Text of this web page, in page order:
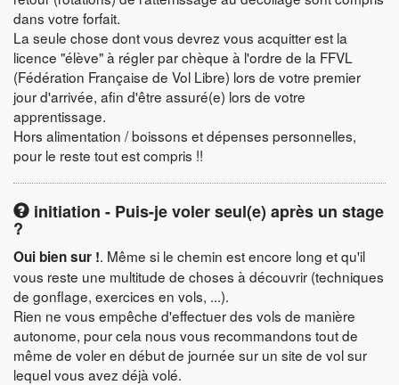
dans votre forfait.
La seule chose dont vous devrez vous acquitter est la
licence "élève" à régler par chèque à l'ordre de la FFVL
(Fédération Française de Vol Libre) lors de votre premier
jour d'arrivée, afin d'être assuré(e) lors de votre
apprentissage.
Hors alimentation / boissons et dépenses personnelles,
pour le reste tout est compris !!
initiation - Puis-je voler seul(e) après un stage
?
Oui bien sur !. Même si le chemin est encore long et qu'il
vous reste une multitude de choses à découvrir (techniques
de gonflage, exercices en vols, ...).
Rien ne vous empêche d'effectuer des vols de manière
autonome, pour cela nous vous recommandons tout de
même de voler en début de journée sur un site de vol sur
lequel vous avez déjà volé.